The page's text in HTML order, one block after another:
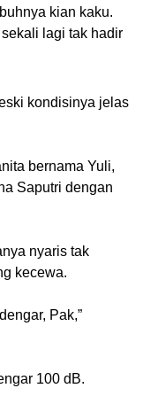
kian kaku.
lagi tak hadir
kondisinya jelas
bernama Yuli,
Saputri dengan
nyaris tak
kecewa.
Pak,”
100 dB.